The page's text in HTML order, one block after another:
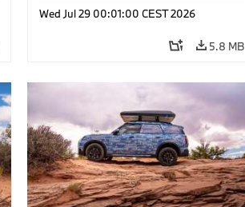
Wed Jul 29 00:01:00 CEST 2026
5.8 MB